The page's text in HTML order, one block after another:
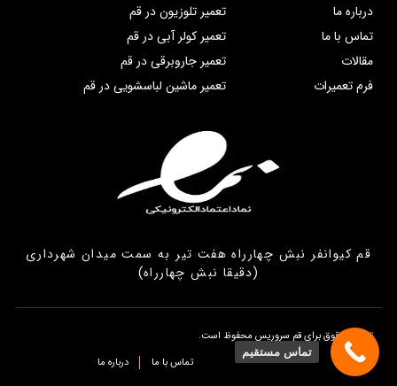
درباره ما
تماس با ما
مقالات
فرم تعمیرات
تعمیر تلوزیون در قم
تعمیر کولر آبی در قم
تعمیر جاروبرقی در قم
تعمیر ماشین لباسشویی در قم
قم کیوانفر نبش چهارراه هفت تیر به سمت میدان شهرداری
(دقیقا نبش چهارراه)
تمامی حقوق برای قم سروریس محفوظ است.
تماس با ما
درباره ما
تماس مستقیم